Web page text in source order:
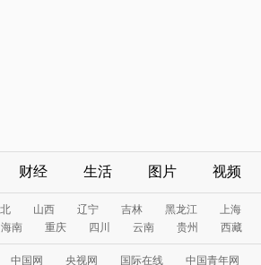
财经 生活 图片 视频
山西 辽宁 吉林 黑龙江 上海
海南 重庆 四川 云南 贵州 西藏
中国网 央视网 国际在线 中国青年网